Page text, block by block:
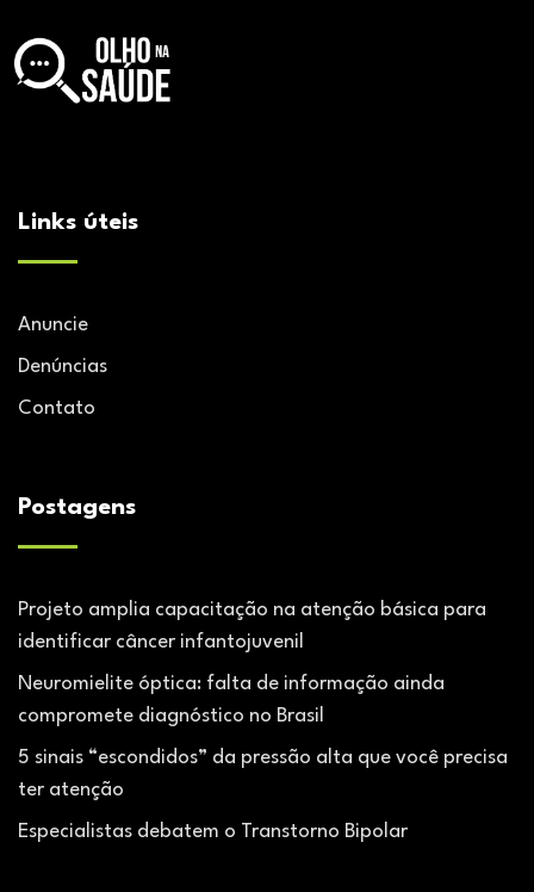
Links úteis
Anuncie
Denúncias
Contato
Postagens
Projeto amplia capacitação na atenção básica para
identificar câncer infantojuvenil
Neuromielite óptica: falta de informação ainda
compromete diagnóstico no Brasil
5 sinais “escondidos” da pressão alta que você precisa
ter atenção
Especialistas debatem o Transtorno Bipolar